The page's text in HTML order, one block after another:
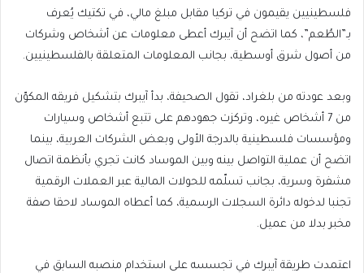
فلسطينيين يقيمون في تركيا مقابل مبلغ مالي، في تكتيك يُعرف
بـ”الطُعم”، كما اتضح أن آيبرك أعطى معلومات عن أشخاص وشركات
من أصول شرق أوسطية، بجانب المعلومات المتعلقة بالفلسطينيين.
وبعد عودته من بلغراد، تقول الصحيفة، بدأ آيبرك بتشكيل فريقه المكوّن
من 7 أشخاص غيره، وتركزت جهودهم على تتبع أشخاص وسيارات
ومؤسسات فلسطينية بالدرجة الأولى وبعض الشركات العربية، بينما
اتضح أن عملية التواصل بينه وبين الموساد كانت تجري بأنظمة اتصال
مشفرة وسرية، بجانب تسلّمه للحولات المالية عبر العملات الرقمية
تجنبا لدخوله دائرة السجلات الرسمية، كما أعطاه الموساد لاحقا صفة
مخبر بدلا من عميل.
اعتمدت طريقة آيبرك في تجسسه على استخدام منصبه السابق في